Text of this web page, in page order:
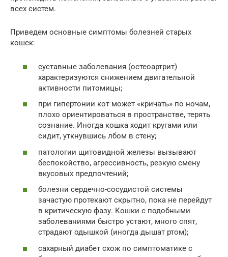
всех систем.
Приведем основные симптомы болезней старых
кошек:
суставные заболевания (остеоартрит)
характеризуются снижением двигательной
активности питомицы;
при гипертонии кот может «кричать» по ночам,
плохо ориентироваться в пространстве, терять
сознание. Иногда кошка ходит кругами или
сидит, уткнувшись лбом в стену;
патологии щитовидной железы вызывают
беспокойство, агрессивность, резкую смену
вкусовых предпочтений;
болезни сердечно-сосудистой системы
зачастую протекают скрытно, пока не перейдут
в критическую фазу. Кошки с подобными
заболеваниями быстро устают, много спят,
страдают одышкой (иногда дышат ртом);
сахарный диабет схож по симптоматике с